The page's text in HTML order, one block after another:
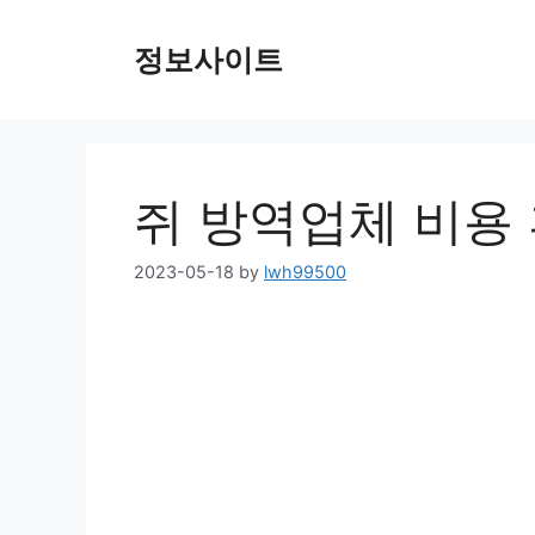
정보사이트
쥐 방역업체 비용
2023-05-18 by lwh99500